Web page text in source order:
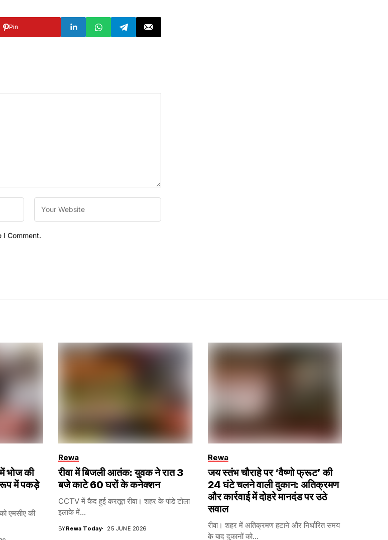
Pin
I Comment.
भोज की
रूप में पकड़े
एमसीए की
Rewa
रीवा में बिजली आतंक: युवक ने रात 3
बजे काटे 60 घरों के कनेक्शन
CCTV में कैद हुई करतूत रीवा। शहर के पांडे टोला
इलाके में...
BYRewa Today 25 JUNE 2026
Rewa
जय स्तंभ चौराहे पर ‘वैष्णो फ्रूट’ की
24 घंटे चलने वाली दुकान: अतिक्रमण
और कार्रवाई में दोहरे मानदंड पर उठे
सवाल
रीवा। शहर में अतिक्रमण हटाने और निर्धारित समय
के बाद दुकानों को...